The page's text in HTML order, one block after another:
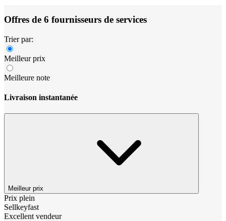
Offres de 6 fournisseurs de services
Trier par:
Meilleur prix
Meilleure note
Livraison instantanée
Meilleur prix
Prix plein
Sellkeyfast
Excellent vendeur